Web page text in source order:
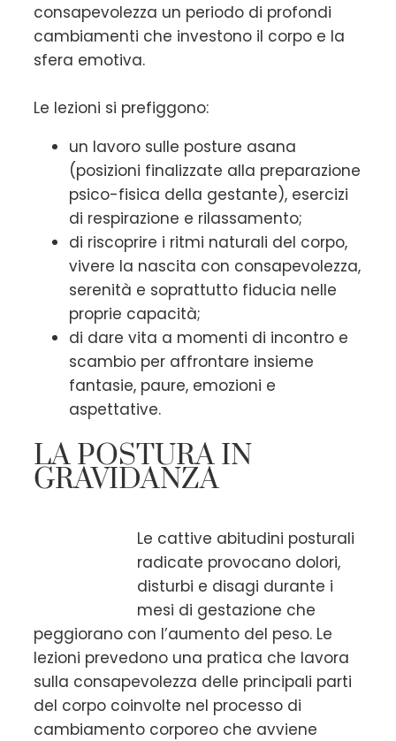
consapevolezza un periodo di profondi
cambiamenti che investono il corpo e la
sfera emotiva.
Le lezioni si prefiggono:
un lavoro sulle posture asana
(posizioni finalizzate alla preparazione
psico-fisica della gestante), esercizi
di respirazione e rilassamento;
di riscoprire i ritmi naturali del corpo,
vivere la nascita con consapevolezza,
serenità e soprattutto fiducia nelle
proprie capacità;
di dare vita a momenti di incontro e
scambio per affrontare insieme
fantasie, paure, emozioni e
aspettative.
LA POSTURA IN
GRAVIDANZA
Le cattive abitudini posturali
radicate provocano dolori,
disturbi e disagi durante i
mesi di gestazione che
peggiorano con l’aumento del peso. Le
lezioni prevedono una pratica che lavora
sulla consapevolezza delle principali parti
del corpo coinvolte nel processo di
cambiamento corporeo che avviene